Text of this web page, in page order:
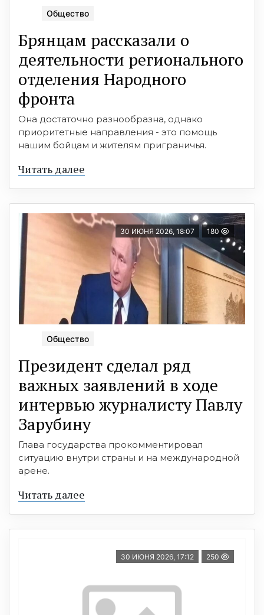
Общество
Брянцам рассказали о
деятельности регионального
отделения Народного
фронта
Она достаточно разнообразна, однако
приоритетные направления - это помощь
нашим бойцам и жителям приграничья.
Читать далее
30 ИЮНЯ 2026, 18:07 180
Общество
Президент сделал ряд
важных заявлений в ходе
интервью журналисту Павлу
Зарубину
Глава государства прокомментировал
ситуацию внутри страны и на международной
арене.
Читать далее
30 ИЮНЯ 2026, 17:12 250